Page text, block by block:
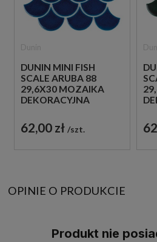
DUNIN MINI FISH
SCALE ARUBA 88
29,6X30 MOZAIKA
DEKORACYJNA
62,00 zł szt.
OPINIE O PRODUKCIE
Produkt nie